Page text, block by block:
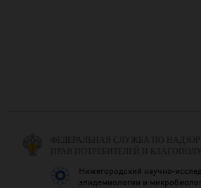
ФЕДЕРАЛЬНАЯ СЛУЖБА ПО
ПРАВ ПОТРЕБИТЕЛЕЙ И
Нижегородский научно-
эпидемиологии и